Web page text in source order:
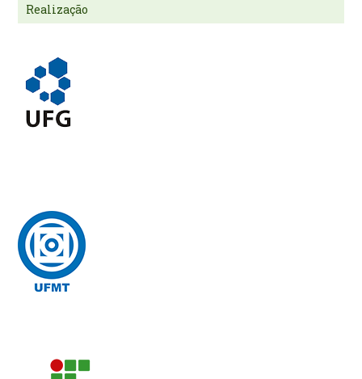
Realização